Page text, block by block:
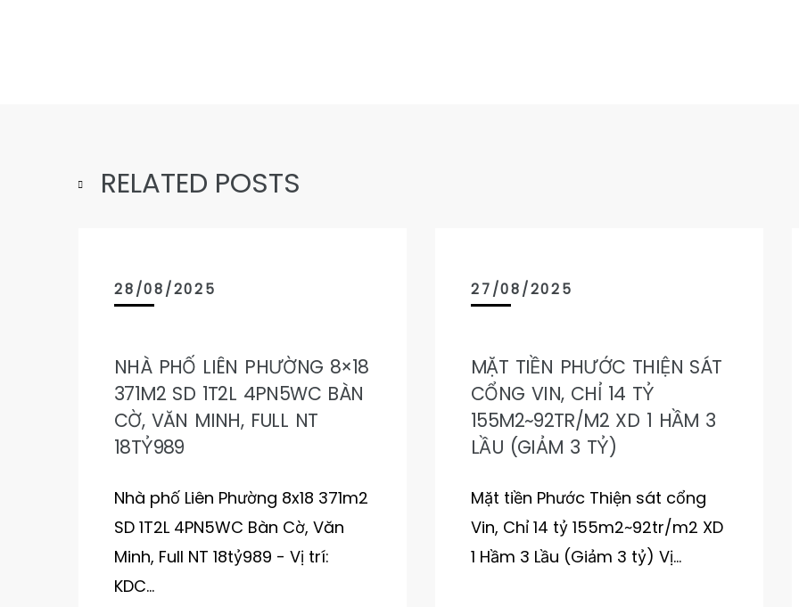
RELATED POSTS
28/08/2025
NHÀ PHỐ LIÊN PHƯỜNG 8×18
371M2 SD 1T2L 4PN5WC BÀN
CỜ, VĂN MINH, FULL NT
18TỶ989
Nhà phố Liên Phường 8x18 371m2
SD 1T2L 4PN5WC Bàn Cờ, Văn
Minh, Full NT 18tỷ989 - Vị trí:
KDC…
27/08/2025
MẶT TIỀN PHƯỚC THIỆN SÁT
CỔNG VIN, CHỈ 14 TỶ
155M2~92TR/M2 XD 1 HẦM 3
LẦU (GIẢM 3 TỶ)
Mặt tiền Phước Thiện sát cổng
Vin, Chỉ 14 tỷ 155m2~92tr/m2 XD
1 Hầm 3 Lầu (Giảm 3 tỷ) Vị…